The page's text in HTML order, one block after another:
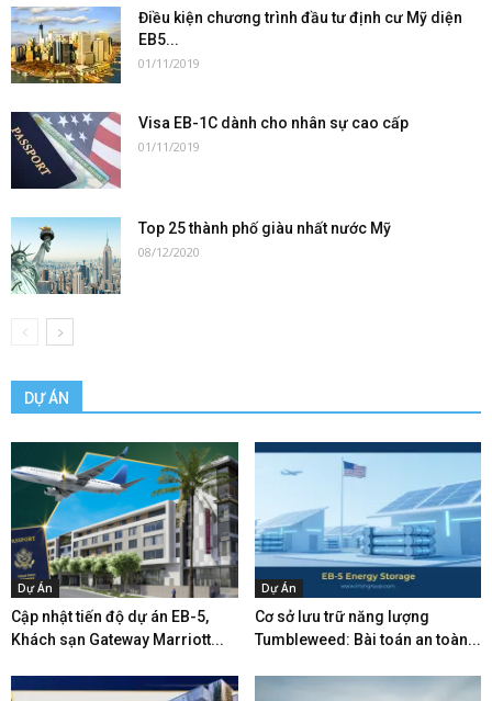
Điều kiện chương trình đầu tư định cư Mỹ diện
EB5...
01/11/2019
Visa EB-1C dành cho nhân sự cao cấp
01/11/2019
Top 25 thành phố giàu nhất nước Mỹ
08/12/2020
DỰ ÁN
Dự Án
Cập nhật tiến độ dự án EB-5,
Khách sạn Gateway Marriott...
Dự Án
Cơ sở lưu trữ năng lượng
Tumbleweed: Bài toán an toàn...